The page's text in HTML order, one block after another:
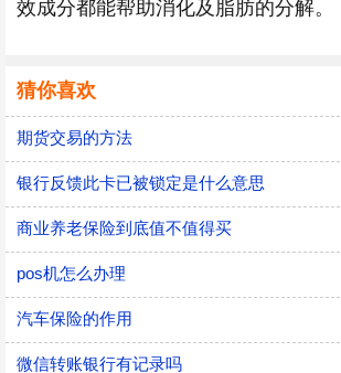
效成分都能帮助消化及脂肪的分解。
猜你喜欢
期货交易的方法
银行反馈此卡已被锁定是什么意思
商业养老保险到底值不值得买
pos机怎么办理
汽车保险的作用
微信转账银行有记录吗